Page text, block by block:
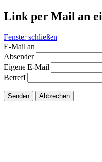
Link per Mail an
Fenster schließen
E-Mail an
Absender
Eigene E-Mail
Betreff
Senden Abbrechen